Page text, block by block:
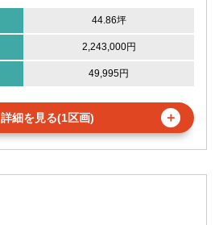
44.86坪
2,243,000円
49,995円
詳細を見る(1区画) ＋